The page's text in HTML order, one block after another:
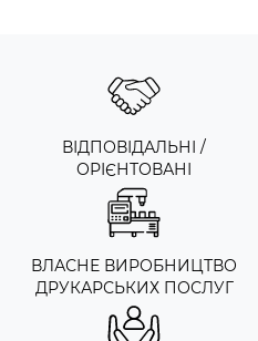
ВІДПОВІДАЛЬНІ /
ОРІЄНТОВАНІ
ВЛАСНЕ ВИРОБНИЦТВО
ДРУКАРСЬКИХ ПОСЛУГ